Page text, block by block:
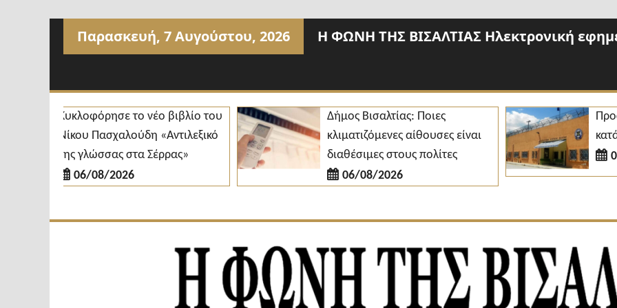
Παρασκευή, 7 Αυγούστου, 2026 Η ΦΩΝΗ ΤΗΣ ΒΙΣΑΛΤΙΑΣ Ηλεκτρονική
Κυκλοφόρησε το νέο βιβλίο του
Νίκου Πασχαλούδη «Αντιλεξικό
της γλώσσας στα Σέρρας»
06/08/2026
Δήμος Βισαλτίας: Ποιες
κλιματιζόμενες αίθουσες είναι
διαθέσιμες στους πολίτες
06/08/2026
06/